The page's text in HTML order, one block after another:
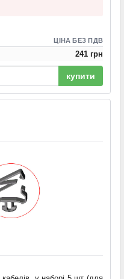
ЦІНА БЕЗ ПДВ
241 грн
купити